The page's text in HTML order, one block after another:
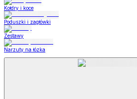
Kołdry i koce
Poduszki i zagłówki
Zestawy
Narzuty na łózka